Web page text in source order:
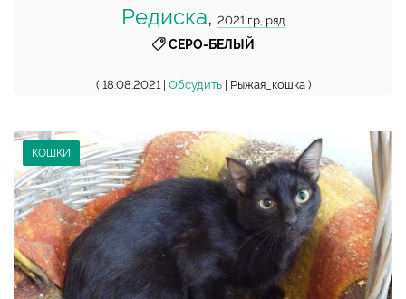
Редиска, 2021 г.р, ряд
СЕРО-БЕЛЫЙ
( 18.08.2021 | Обсудить| Рыжая_кошка )
КОШКИ